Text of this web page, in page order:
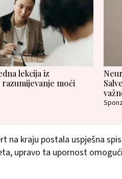
lekcija iz
moći
na kraju postala uspješna
upravo ta upornost